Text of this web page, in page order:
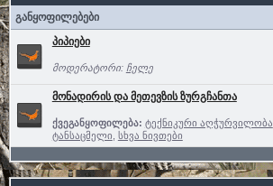
განყოფილებები
პიპიები
მოდერატორი: ჩელე
მონადირის და მეთევზის ზურგჩანთა
ქვეგანყოფილება: ტექნიკური აღჭურვილობა
ტანსაცმელი სხვა ნივთები